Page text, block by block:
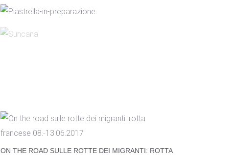
ON THE ROAD SULLE ROTTE DEI MIGRANTI: ROTTA